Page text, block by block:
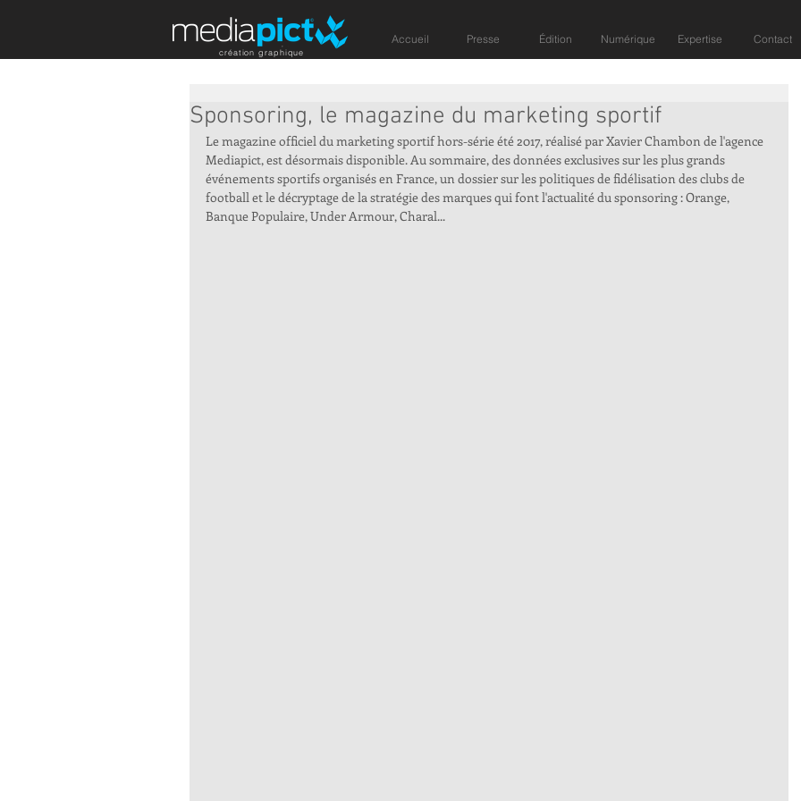
Sponsoring, le magazine du marketing sportif
Le magazine officiel du marketing sportif hors-série été 2017, réalisé par Xavier Chambon de l'agence
Mediapict, est désormais disponible. Au sommaire, des données exclusives sur les plus grands
événements sportifs organisés en France, un dossier sur les politiques de fidélisation des clubs de
football et le décryptage de la stratégie des marques qui font l'actualité du sponsoring : Orange,
Banque Populaire, Under Armour, Charal...
Accueil Presse Édition Numérique Expertise Contact
création graphique